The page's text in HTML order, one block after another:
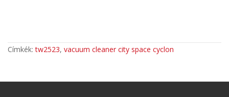
Címkék:tw2523, vacuum cleaner city space cyclon